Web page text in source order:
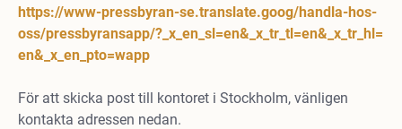
https://www-pressbyran-se.translate.goog/handla-hos-
oss/pressbyransapp/?_x_en_sl=en&_x_tr_tl=en&_x_tr_hl=
en&_x_en_pto=wapp
För att skicka post till kontoret i Stockholm, vänligen
kontakta adressen nedan.